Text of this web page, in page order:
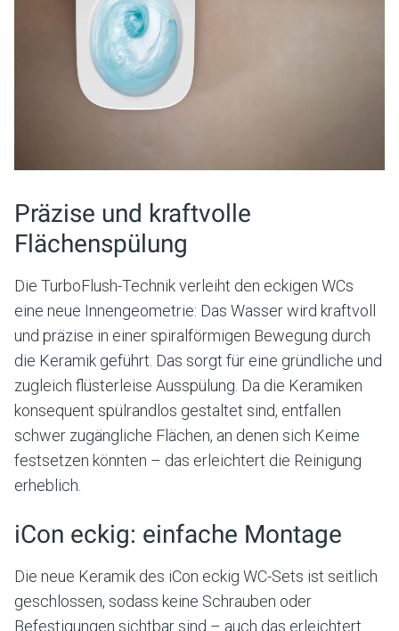
Präzise und kraftvolle
Flächenspülung
Die TurboFlush-Technik verleiht den eckigen WCs
eine neue Innengeometrie: Das Wasser wird kraftvoll
und präzise in einer spiralförmigen Bewegung durch
die Keramik geführt. Das sorgt für eine gründliche und
zugleich flüsterleise Ausspülung. Da die Keramiken
konsequent spülrandlos gestaltet sind, entfallen
schwer zugängliche Flächen, an denen sich Keime
festsetzen könnten – das erleichtert die Reinigung
erheblich.
iCon eckig: einfache Montage
Die neue Keramik des iCon eckig WC-Sets ist seitlich
geschlossen, sodass keine Schrauben oder
Befestigungen sichtbar sind – auch das erleichtert